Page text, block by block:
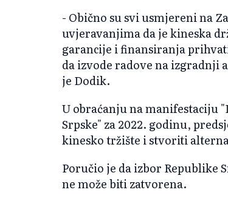
- Obično su svi usmjereni na
uvjeravanjima da je kineska
garancije i finansiranja
da izvode radove na izgradnji
je Dodik.
U obraćanju na manifestaciju
Srpske" za 2022. godinu,
kinesko tržište i stvoriti
Poručio je da izbor Republike
ne može biti zatvorena.